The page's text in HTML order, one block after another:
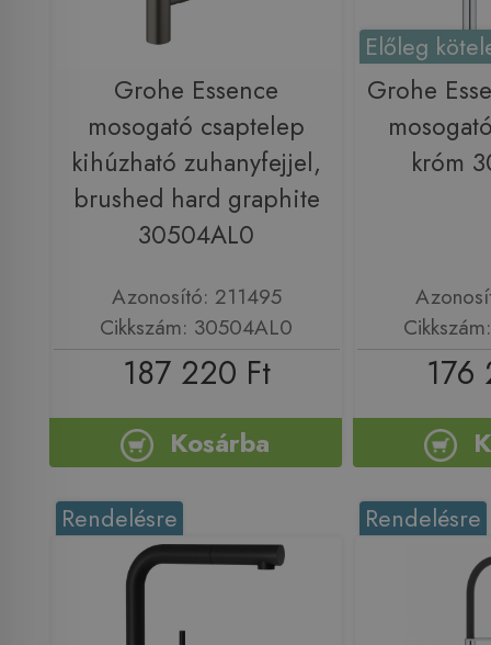
Grohe Essence
mosogató csaptelep
kihúzható zuhanyfejjel,
brushed hard graphite
30504AL0
Azonosító: 211495
Cikkszám: 30504AL0
187 220 Ft
Kosárba
Előleg
Grohe
króm
176
Rendelésre Rendelésre